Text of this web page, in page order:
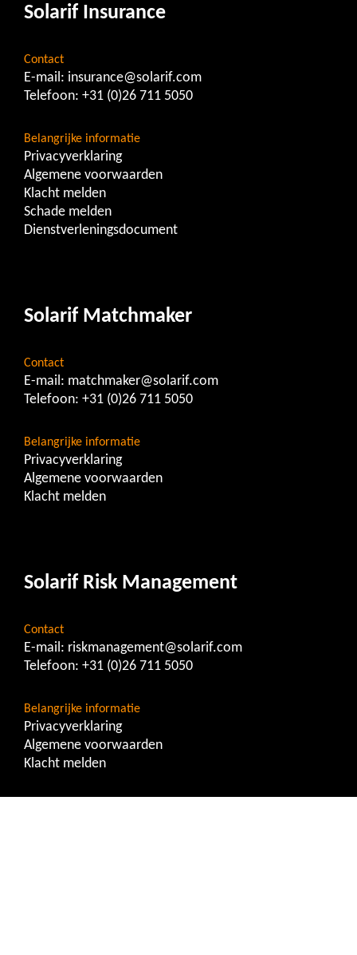
Solarif Insurance
Contact
E-mail: insurance@solarif.com
Telefoon: +31 (0)26 711 5050
Belangrijke informatie
Privacyverklaring
Algemene voorwaarden
Klacht melden
Schade melden
Dienstverleningsdocument
Solarif Matchmaker
Contact
E-mail: matchmaker@solarif.com
Telefoon: +31 (0)26 711 5050
Belangrijke informatie
Privacyverklaring
Algemene voorwaarden
Klacht melden
Solarif Risk Management
Contact
E-mail: riskmanagement@solarif.com
Telefoon: +31 (0)26 711 5050
Belangrijke informatie
Privacyverklaring
Algemene voorwaarden
Klacht melden